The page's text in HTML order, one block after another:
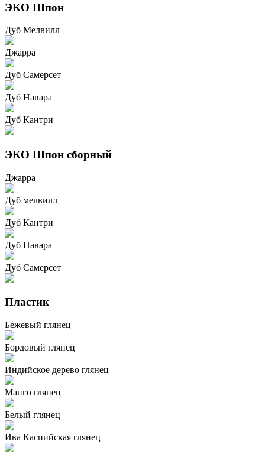
ЭКО Шпон
Дуб Мелвилл
Джарра
Дуб Самерсет
Дуб Навара
Дуб Кантри
ЭКО Шпон сборный
Джарра
Дуб мелвилл
Дуб Кантри
Дуб Навара
Дуб Самерсет
Пластик
Бежевый глянец
Бордовый глянец
Индийское дерево глянец
Манго глянец
Белый глянец
Ива Каспийская глянец